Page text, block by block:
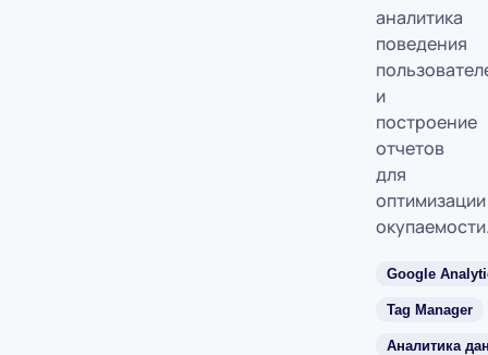
аналитика
поведения
и
построение
отчетов
для
оптимизации
Google
Tag Manager
Аналитика